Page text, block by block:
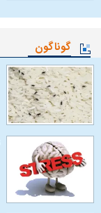
گوناگون